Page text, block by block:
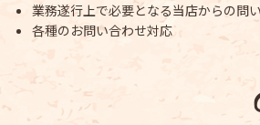
業務遂行上で必要となる当店からの問
各種のお問い合わせ対応